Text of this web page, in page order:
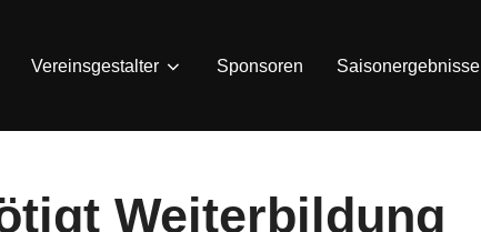
Vereinsgestalter Sponsoren Saisonergebnisse
Weiterbildung